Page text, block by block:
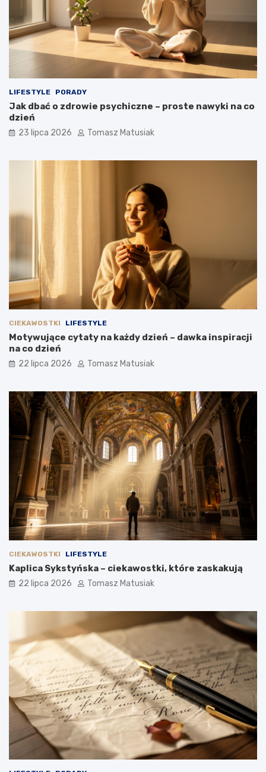
LIFESTYLE PORADY
Jak dbać o zdrowie psychiczne – proste nawyki na co
dzień
23 lipca 2026 Tomasz Matusiak
CIEKAWOSTKI LIFESTYLE
Motywujące cytaty na każdy dzień – dawka inspiracji
na co dzień
22 lipca 2026 Tomasz Matusiak
CIEKAWOSTKI LIFESTYLE
Kaplica Sykstyńska – ciekawostki, które zaskakują
22 lipca 2026 Tomasz Matusiak